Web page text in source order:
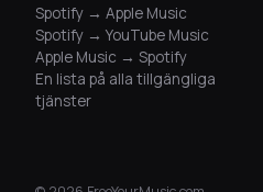
Spotify → Apple Music
Spotify → YouTube Music
Apple Music → Spotify
En lista på alla tillgängliga
tjänster